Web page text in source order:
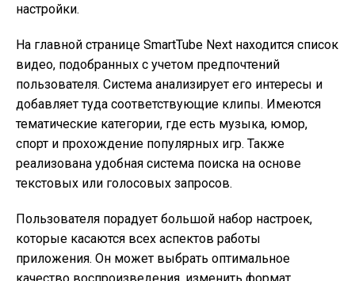
настройки.
На главной странице SmartTube Next находится список
видео, подобранных с учетом предпочтений
пользователя. Система анализирует его интересы и
добавляет туда соответствующие клипы. Имеются
тематические категории, где есть музыка, юмор,
спорт и прохождение популярных игр. Также
реализована удобная система поиска на основе
текстовых или голосовых запросов.
Пользователя порадует большой набор настроек,
которые касаются всех аспектов работы
приложения. Он может выбрать оптимальное